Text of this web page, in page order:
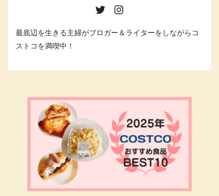
最底辺を生きる主婦がブロガー＆ライターをしながらコ
ストコを満喫中！